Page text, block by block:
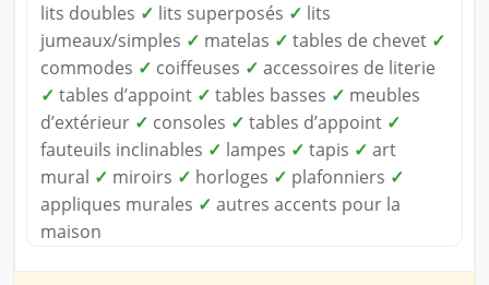
lits doubles ✓ lits superposés ✓ lits
jumeaux/simples ✓ matelas ✓ tables de chevet ✓
commodes ✓ coiffeuses ✓ accessoires de literie
✓ tables d’appoint ✓ tables basses ✓ meubles
d’extérieur ✓ consoles ✓ tables d’appoint ✓
fauteuils inclinables ✓ lampes ✓ tapis ✓ art
mural ✓ miroirs ✓ horloges ✓ plafonniers ✓
appliques murales ✓ autres accents pour la
maison